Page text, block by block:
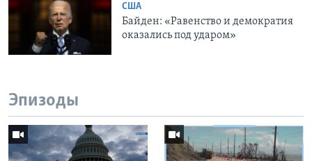
США
Байден: «Равенство и демократия
оказались под ударом»
Эпизоды